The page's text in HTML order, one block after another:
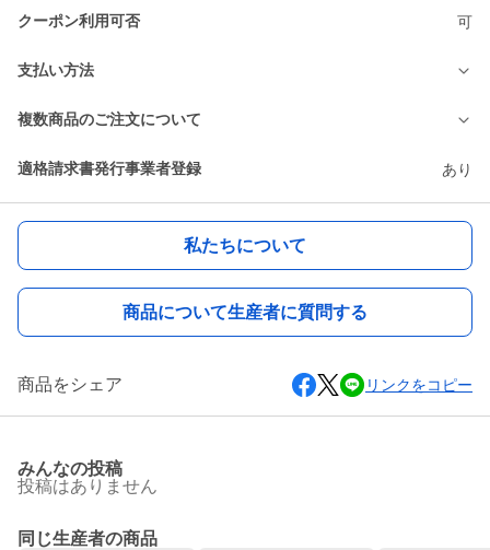
クーポン利用可否 可
支払い方法
複数商品のご注文について
適格請求書発行事業者登録 あり
私たちについて
商品について生産者に質問する
商品をシェア リンクをコピー
みんなの投稿
投稿はありません
同じ生産者の商品